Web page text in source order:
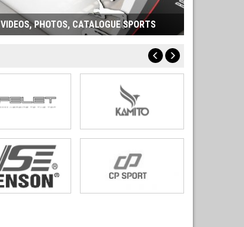
VIDEOS, PHOTOS, CATALOGUE SPORTS